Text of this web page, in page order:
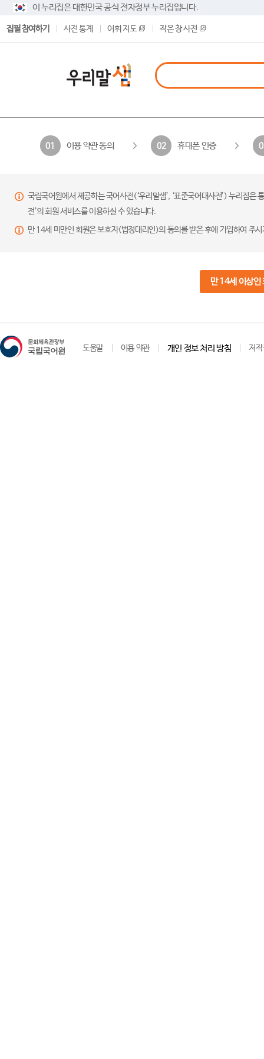
이 누리집은 대한민국 공식 전자정부 누리집입니다.
집필 참여하기 사전 통계 어휘 지도 작은 창 사전
01 이용 약관 동의 02 휴대폰 인증
국립국어원에서 제공하는 국어사전(‘우리말샘’, ‘표준국어대사전’) 누리집
전’의 회원 서비스를 이용하실 수 있습니다.
만 14세 미만인 회원은 보호자(법정대리인)의 동의를 받은 후에 가입하여 주
만 14세 이상인
도움말 이용 약관 개인 정보 처리 방침 저